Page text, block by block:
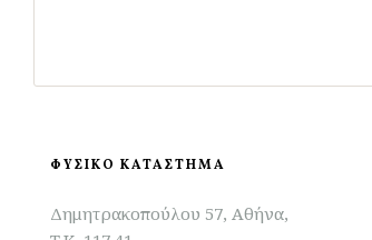
ΦΥΣΙΚΟ ΚΑΤΑΣΤΗΜΑ
Δημητρακοπούλου 57, Αθήνα,